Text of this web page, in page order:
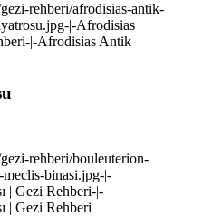
rehberi/afrodisias-antik-
|-Afrodisias
|-Afrodisias Antik
rehberi/bouleuterion-
binasi.jpg-|-
| Gezi Rehberi-|-
| Gezi Rehberi